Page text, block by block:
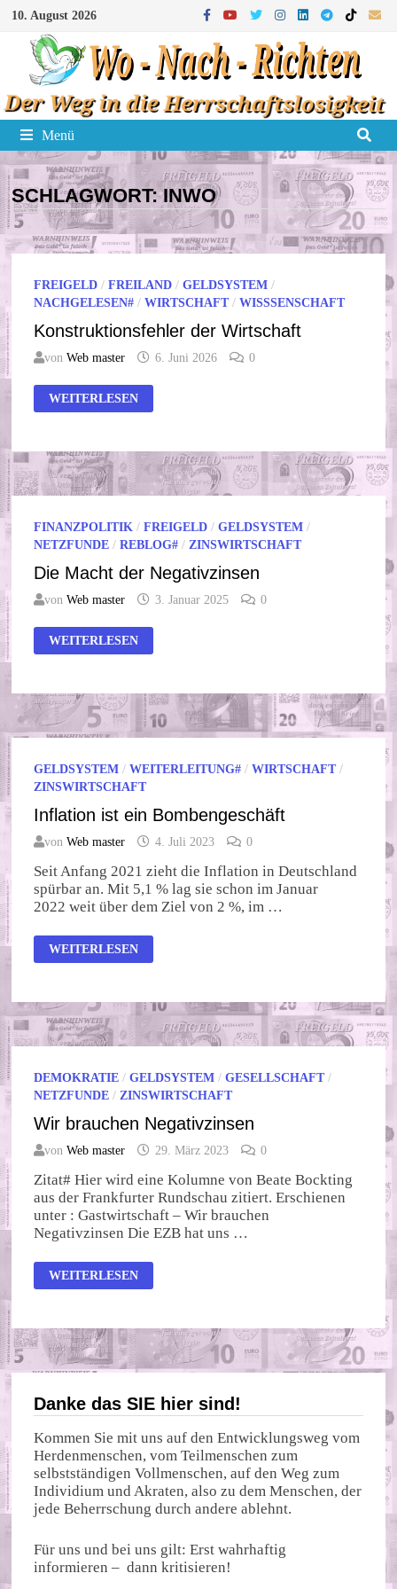
Zum
Inhalt
springen
10. August 2026
Menü
SCHLAGWORT:INWO
FREIGELD /FREILAND /GELDSYSTEM /
NACHGELESEN# /WIRTSCHAFT/WISSSENSCHAFT
Konstruktionsfehler der Wirtschaft
vonWeb master 6. Juni 2026 0
KONSTRUKTIONSFEHLER
DER
WEITERLESEN
FINANZPOLITIK /FREIGELD /GELDSYSTEM /
NETZFUNDE /REBLOG# /ZINSWIRTSCHAFT
Die Macht der Negativzinsen
vonWeb master 3. Januar 2025 0
DIE
MACHT
WEITERLESEN
GELDSYSTEM /WEITERLEITUNG# /WIRTSCHAFT/
ZINSWIRTSCHAFT
Inflation ist ein Bombengeschäft
vonWeb master 4. Juli 2023 0
Seit Anfang 2021 zieht die Inflation in Deutschland
spürbar an. Mit 5,1 % lag sie schon im Januar
2022 weit über dem Ziel von 2 %, im …
INFLATION
IST
WEITERLESEN
DEMOKRATIE /GELDSYSTEM /GESELLSCHAFT/
NETZFUNDE /ZINSWIRTSCHAFT
Wir brauchen Negativzinsen
vonWeb master 29. März 2023 0
Zitat# Hier wird eine Kolumne von Beate Bockting
aus der Frankfurter Rundschau zitiert. Erschienen
unter : Gastwirtschaft – Wir brauchen
Negativzinsen Die EZB hat uns …
WIR
BRAUCHEN
WEITERLESEN
Danke das SIE hier sind!
Kommen Sie mit uns auf den Entwicklungsweg vom
Herdenmenschen, vom Teilmenschen zum
selbstständigen Vollmenschen, auf den Weg zum
Individium und Akraten, also zu dem Menschen, der
jede Beherrschung durch andere ablehnt.
Für uns und bei uns gilt: Erst wahrhaftig
informieren – dann kritisieren!